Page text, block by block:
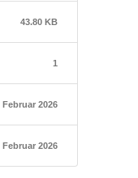
43.80 KB
1
Februar 2026
Februar 2026